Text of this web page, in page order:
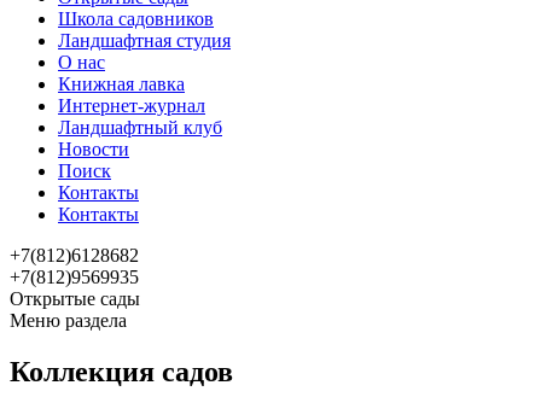
Школа садовников
Ландшафтная студия
О нас
Книжная лавка
Интернет-журнал
Ландшафтный клуб
Новости
Поиск
Контакты
Контакты
+7(812)6128682
+7(812)9569935
Открытые сады
Меню раздела
Коллекция садов